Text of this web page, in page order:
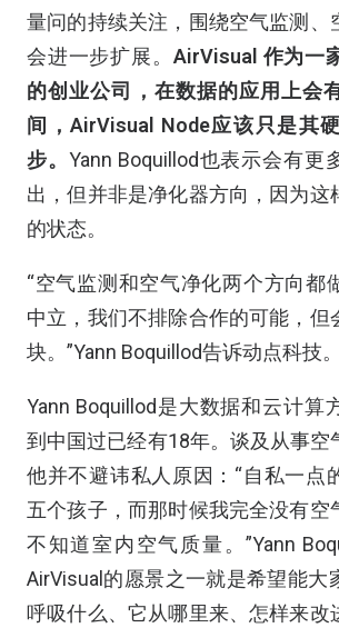
量问的持续关注，围绕空气监测、
会进一步扩展。 AirVisual 作为一
的创业公司，在数据的应用上会
间，AirVisual Node应该只是其
步。 Yann Boquillod也表示会有更
出，但并非是净化器方向，因为这
的状态。
“空气监测和空气净化两个方向都
中立，我们不排除合作的可能，但
块。”Yann Boquillod告诉动点科技。
Yann Boquillod是大数据和云计算
到中国过已经有18年。谈及从事空
他并不避讳私人原因：“自私一点
五个孩子，而那时候我完全没有空
不知道室内空气质量。”Yann
AirVisual的愿景之一就是希望能大
呼吸什么、它从哪里来、怎样来改